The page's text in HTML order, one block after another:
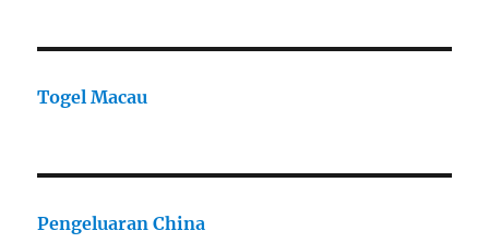
Togel Macau
Pengeluaran China